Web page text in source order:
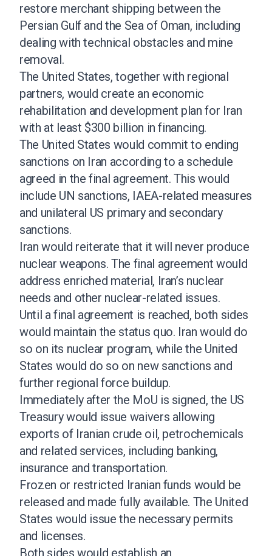
restore merchant shipping between the
Persian Gulf and the Sea of Oman, including
dealing with technical obstacles and mine
removal.
The United States, together with regional
partners, would create an economic
rehabilitation and development plan for Iran
with at least $300 billion in financing.
The United States would commit to ending
sanctions on Iran according to a schedule
agreed in the final agreement. This would
include UN sanctions, IAEA-related measures
and unilateral US primary and secondary
sanctions.
Iran would reiterate that it will never produce
nuclear weapons. The final agreement would
address enriched material, Iran’s nuclear
needs and other nuclear-related issues.
Until a final agreement is reached, both sides
would maintain the status quo. Iran would do
so on its nuclear program, while the United
States would do so on new sanctions and
further regional force buildup.
Immediately after the MoU is signed, the US
Treasury would issue waivers allowing
exports of Iranian crude oil, petrochemicals
and related services, including banking,
insurance and transportation.
Frozen or restricted Iranian funds would be
released and made fully available. The United
States would issue the necessary permits
and licenses.